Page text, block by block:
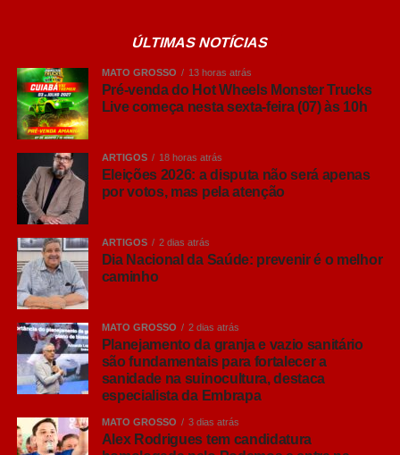
ÚLTIMAS NOTÍCIAS
MATO GROSSO 13 horas atrás
Pré-venda do Hot Wheels Monster Trucks
Live começa nesta sexta-feira (07) às 10h
ARTIGOS 18 horas atrás
Eleições 2026: a disputa não será apenas
por votos, mas pela atenção
ARTIGOS 2 dias atrás
Dia Nacional da Saúde: prevenir é o melhor
caminho
MATO GROSSO 2 dias atrás
Planejamento da granja e vazio sanitário
são fundamentais para fortalecer a
sanidade na suinocultura, destaca
especialista da Embrapa
MATO GROSSO 3 dias atrás
Alex Rodrigues tem candidatura